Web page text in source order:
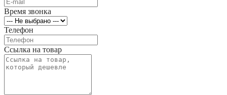
Время звонка
Телефон
Ссылка на товар